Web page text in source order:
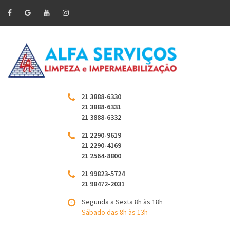
21 3888-6330
21 3888-6331
21 3888-6332
21 2290-9619
21 2290-4169
21 2564-8800
21 99823-5724
21 98472-2031
Segunda a Sexta 8h às 18h
Sábado das 8h às 13h